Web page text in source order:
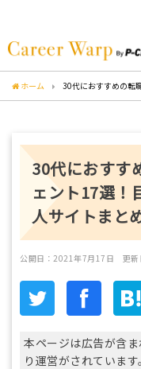
ホーム 30代におすすめの転
30代におすす
ェント17選！
人サイトまと
公開日：2021年7月17日 更
本ページは広告が含
り運営がされています。